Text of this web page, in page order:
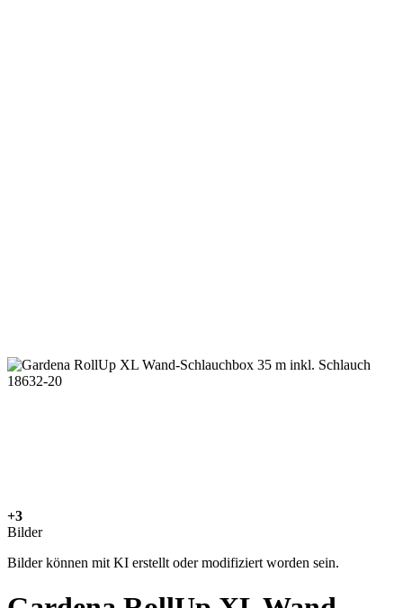
+3
Bilder
Bilder können mit KI erstellt oder modifiziert worden sein.